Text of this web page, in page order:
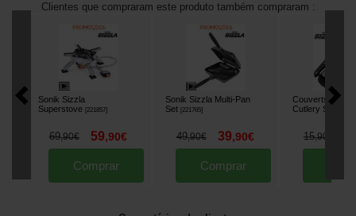
Clientes que compraram este produto também compraram :
Sonik Sizzla
Superstove [221857]
69,90€ 59,90€
Comprar
Sonik Sizzla Multi-Pan
Set [221765]
49,90€ 39,90€
Comprar
Couverts Sonik
Cutlery Set
15,90